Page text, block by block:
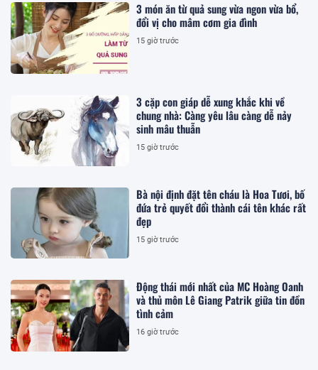
3 món ăn từ quả sung vừa ngon vừa bổ,
đổi vị cho mâm cơm gia đình
15 giờ trước
3 cặp con giáp dễ xung khắc khi về
chung nhà: Càng yêu lâu càng dễ nảy
sinh mâu thuẫn
15 giờ trước
Bà nội định đặt tên cháu là Hoa Tươi, bố
đứa trẻ quyết đổi thành cái tên khác rất
đẹp
15 giờ trước
Động thái mới nhất của MC Hoàng Oanh
và thủ môn Lê Giang Patrik giữa tin đồn
tình cảm
16 giờ trước